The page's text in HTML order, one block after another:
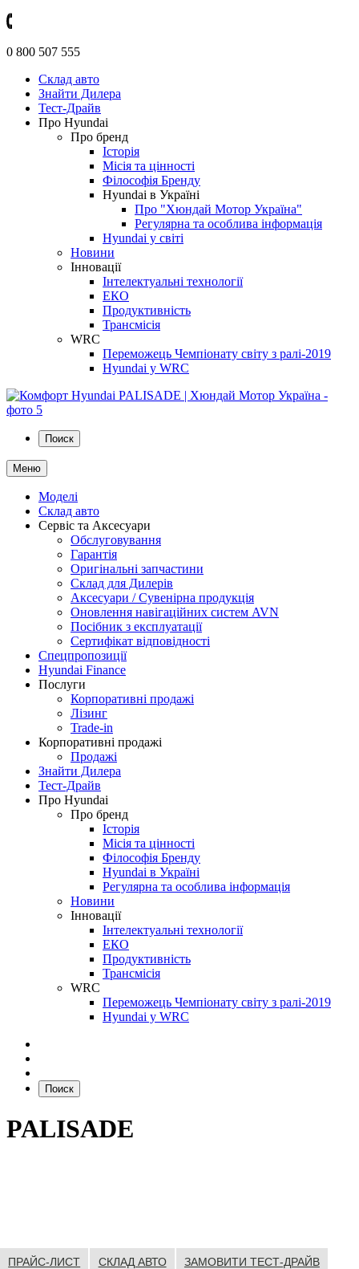
0 800 507 555
Склад авто
Знайти Дилера
Тест-Драйв
Про Hyundai
Про бренд
Історія
Місія та цінності
Філософія Бренду
Hyundai в Україні
Про "Хюндай Мотор Україна"
Регулярна та особлива інформація
Hyundai у світі
Новини
Інновації
Інтелектуальні технології
ЕКО
Продуктивність
Трансмісія
WRC
Переможець Чемпіонату світу з ралі-2019
Hyundai у WRC
Поиск
Меню
Моделі
Склад авто
Сервіс та Аксесуари
Обслуговування
Гарантія
Оригінальні запчастини
Склад для Дилерів
Аксесуари / Сувенірна продукція
Оновлення навігаційних систем AVN
Посібник з експлуатації
Сертифікат відповідності
Спецпропозиції
Hyundai Finance
Послуги
Корпоративні продажі
Лізинг
Trade-in
Корпоративні продажі
Продажі
Знайти Дилера
Тест-Драйв
Про Hyundai
Про бренд
Історія
Місія та цінності
Філософія Бренду
Hyundai в Україні
Регулярна та особлива інформація
Новини
Інновації
Інтелектуальні технології
ЕКО
Продуктивність
Трансмісія
WRC
Переможець Чемпіонату світу з ралі-2019
Hyundai у WRC
Поиск
PALISADE
ПРАЙС-ЛИСТ СКЛАД АВТО ЗАМОВИТИ ТЕСТ-ДРАЙВ